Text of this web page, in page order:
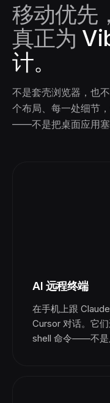
移动优先，
真正为
计。
不是套壳浏览器，也
个布局、每一处细节
——不是把桌面应用塞
AI 远程终端
在手机上跟
Cursor 对话。它
shell 命令——不是